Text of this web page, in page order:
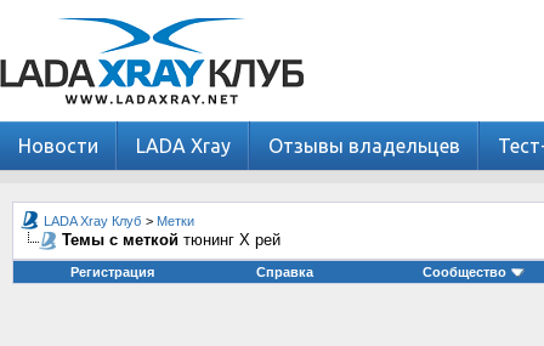
Новости LADA Xray Отзывы владельцев
LADA Xray Клуб > Метки
Темы с меткой тюнинг Х рей
Регистрация Справка Сообщество